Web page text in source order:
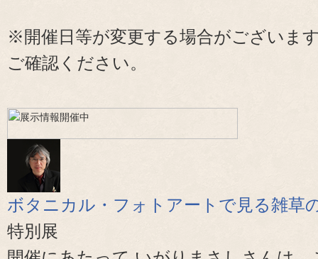
※開催日等が変更する場合がございま
ご確認ください。
ボタニカル・フォトアートで見る雑草
特別展